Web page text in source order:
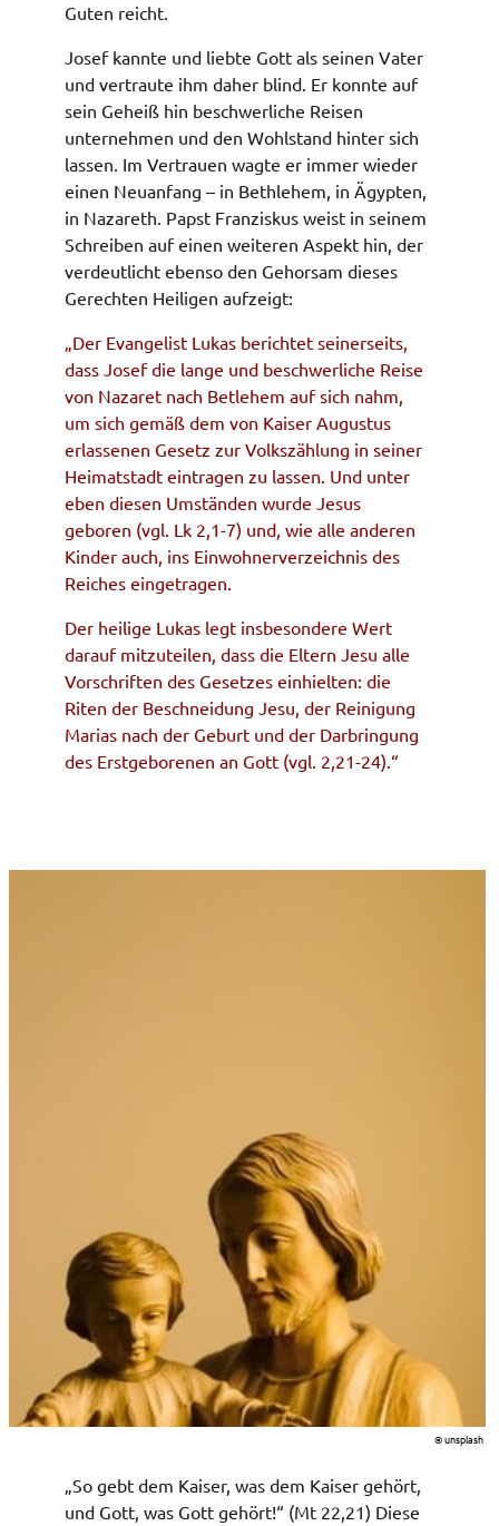
Guten reicht.
Josef kannte und liebte Gott als seinen Vater
und vertraute ihm daher blind. Er konnte auf
sein Geheiß hin beschwerliche Reisen
unternehmen und den Wohlstand hinter sich
lassen. Im Vertrauen wagte er immer wieder
einen Neuanfang – in Bethlehem, in Ägypten,
in Nazareth. Papst Franziskus weist in seinem
Schreiben auf einen weiteren Aspekt hin, der
verdeutlicht ebenso den Gehorsam dieses
Gerechten Heiligen aufzeigt:
„Der Evangelist Lukas berichtet seinerseits,
dass Josef die lange und beschwerliche Reise
von Nazaret nach Betlehem auf sich nahm,
um sich gemäß dem von Kaiser Augustus
erlassenen Gesetz zur Volkszählung in seiner
Heimatstadt eintragen zu lassen. Und unter
eben diesen Umständen wurde Jesus
geboren (vgl. Lk 2,1-7) und, wie alle anderen
Kinder auch, ins Einwohnerverzeichnis des
Reiches eingetragen.
Der heilige Lukas legt insbesondere Wert
darauf mitzuteilen, dass die Eltern Jesu alle
Vorschriften des Gesetzes einhielten: die
Riten der Beschneidung Jesu, der Reinigung
Marias nach der Geburt und der Darbringung
des Erstgeborenen an Gott (vgl. 2,21-24).“
© unsplash
„So gebt dem Kaiser, was dem Kaiser gehört,
und Gott, was Gott gehört!“ (Mt 22,21) Diese